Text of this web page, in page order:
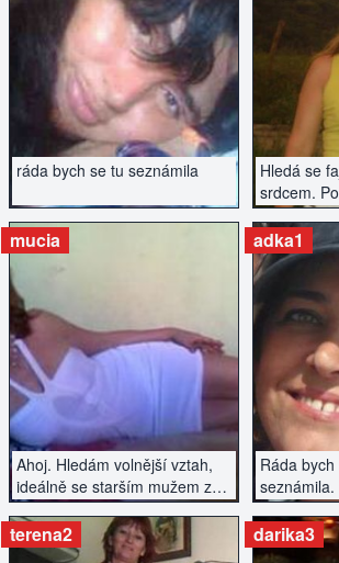
ráda bych se tu seznámila
ZOBRAZIT INZERÁT
Hledá se
srdcem.
Ahoj. Hledám volnější vztah,
ideálně se starším mužem z
Plzně.
mucia
ZOBRAZIT INZERÁT
Ráda
tak bych
rozvodu
adka1
terena2 darika3